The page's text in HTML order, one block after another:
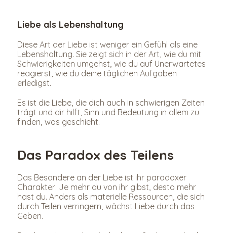
Liebe als Lebenshaltung
Diese Art der Liebe ist weniger ein Gefühl als eine
Lebenshaltung. Sie zeigt sich in der Art, wie du mit
Schwierigkeiten umgehst, wie du auf Unerwartetes
reagierst, wie du deine täglichen Aufgaben
erledigst.
Es ist die Liebe, die dich auch in schwierigen Zeiten
trägt und dir hilft, Sinn und Bedeutung in allem zu
finden, was geschieht.
Das Paradox des Teilens
Das Besondere an der Liebe ist ihr paradoxer
Charakter: Je mehr du von ihr gibst, desto mehr
hast du. Anders als materielle Ressourcen, die sich
durch Teilen verringern, wächst Liebe durch das
Geben.